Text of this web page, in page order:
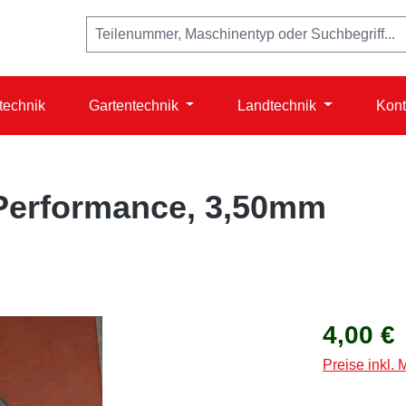
Gartentechnik Landtechnik
3,50mm
Regulärer
4,00 €
Preise inkl.